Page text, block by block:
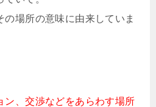
場所の意味に由来していま
ン、交渉などをあらわす場所